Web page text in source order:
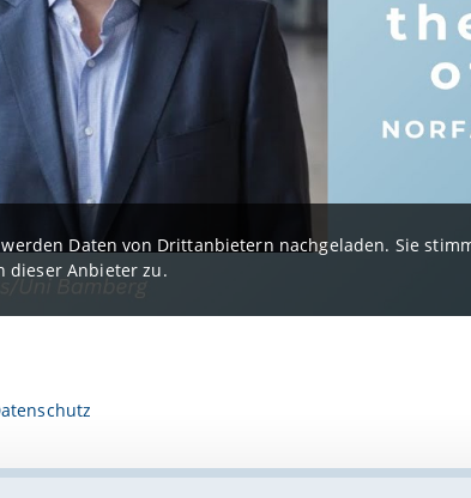
Daten von Drittanbietern nachgeladen. Sie
dieser Anbieter zu.